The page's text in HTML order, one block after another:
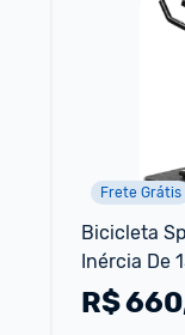
Frete Grátis
Bicicleta
Inércia De
Spinning
Ciclismo
R$